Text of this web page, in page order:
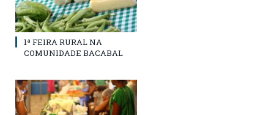
1ª FEIRA RURAL NA
COMUNIDADE BACABAL